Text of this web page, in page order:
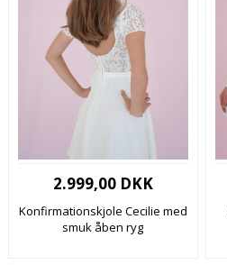
2.999,00 DKK
Konfirmationskjole Cecilie med
smuk åben ryg